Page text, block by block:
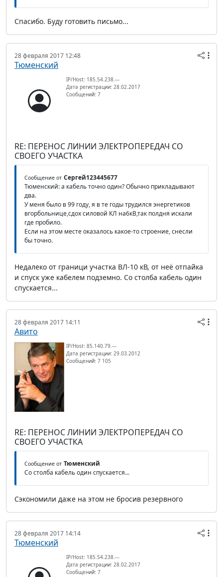
Спасибо. Буду готовить письмо...
28 февраля 2017 12:48
Тюменский
IP/Host: 185.54.238.---
Дата регистрации: 28.02.2017
Сообщений: 7
RE: ПЕРЕНОС ЛИНИИ ЭЛЕКТРОПЕРЕДАЧ СО
СВОЕГО УЧАСТКА
Сообщение от Сергей123445677
Тюменский: а кабель точно один? Обычно прикладывают
два.
У меня было в 99 году, я в те годы трудился энергетиков
вгорбольнице,сдох силовой КЛ на6кВ,так полдня искали
где пробило.
Если на этом месте оказалось какое-то строение, снесли
бы точно.
Недалеко от граници участка ВЛ-10 кВ, от неё отпайка
и спуск уже кабелем подземно. Со столба кабель один
спускается...
28 февраля 2017 14:11
Авито
IP/Host: 85.140.79.---
Дата регистрации: 29.03.2012
Сообщений: 7 105
RE: ПЕРЕНОС ЛИНИИ ЭЛЕКТРОПЕРЕДАЧ СО
СВОЕГО УЧАСТКА
Сообщение от Тюменский
Со столба кабель один спускается...
Сэкономили даже на этом не бросив резервного
28 февраля 2017 14:14
Тюменский
IP/Host: 185.54.238.---
Дата регистрации: 28.02.2017
Сообщений: 7